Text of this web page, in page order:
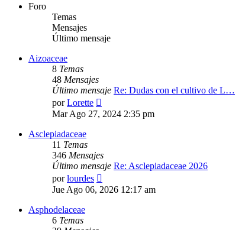
Foro
Temas
Mensajes
Último mensaje
Aizoaceae
8 Temas
48 Mensajes
Último mensaje Re: Dudas con el cultivo de L…
porLorette
último
Mar Ago 27, 2024 2:35 pm
Asclepiadaceae
11 Temas
346 Mensajes
Último mensaje Re: Asclepiadaceae 2026
porlourdes
último
Jue Ago 06, 2026 12:17 am
Asphodelaceae
6 Temas